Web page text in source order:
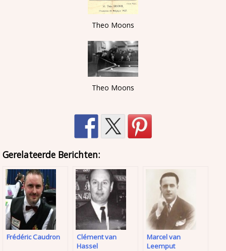
Theo Moons
Theo Moons
Gerelateerde Berichten:
Frédéric Caudron
Clément van
Hassel
Marcel van
Leemput